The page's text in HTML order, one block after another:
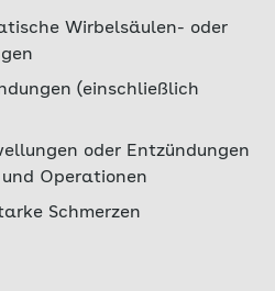
Wirbelsäulen- oder
(einschließlich
oder Entzündungen
Operationen
Schmerzen